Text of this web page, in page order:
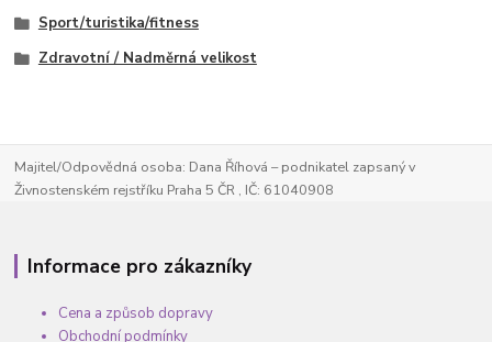
Sport/turistika/fitness
Zdravotní / Nadměrná velikost
Majitel/Odpovědná osoba: Dana Říhová – podnikatel zapsaný v
Živnostenském rejstříku Praha 5 ČR , IČ: 61040908
Informace pro zákazníky
Cena a způsob dopravy
Obchodní podmínky